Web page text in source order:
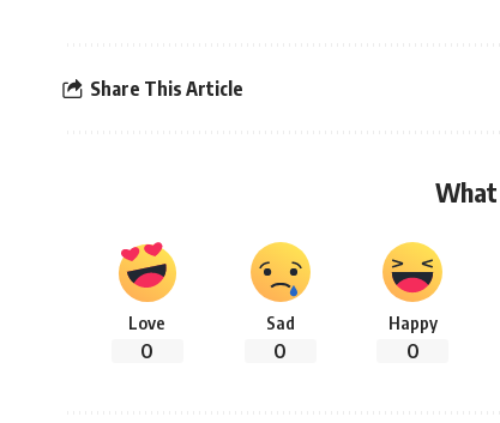
Share This Article
Love
0
Sad
0
Happy
0